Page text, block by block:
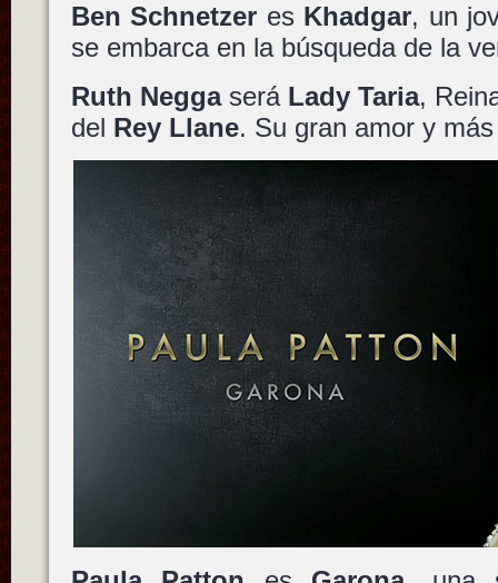
Ben Schnetzer es Khadgar, un
se embarca en la búsqueda de la
Ruth Neggaserá Lady Taria,
del Rey Llane. Su gran amor y